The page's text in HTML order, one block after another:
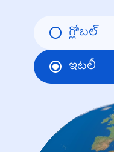
గ్లోబల్
ఇటలీ